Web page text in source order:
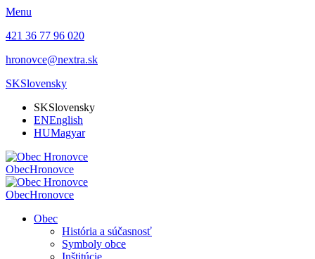
Menu
421 36 77 96 020
hronovce@nextra.sk
SKSlovensky
SKSlovensky
ENEnglish
HUMagyar
ObecHronovce
ObecHronovce
Obec
História a súčasnosť
Symboly obce
Inštitúcie